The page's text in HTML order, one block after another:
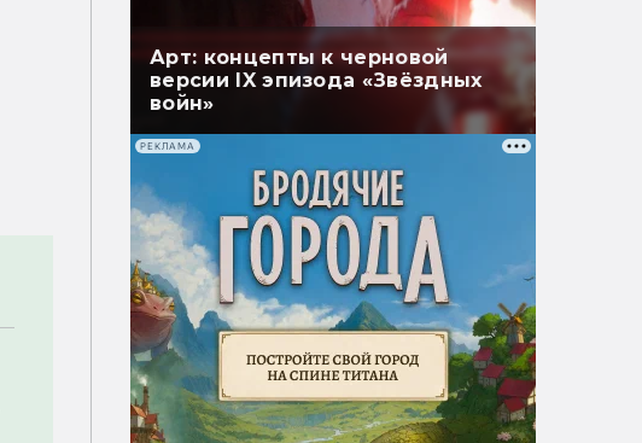
Арт: концепты к черновой
версии IX эпизода «Звёздных
войн»
РЕКЛАМА